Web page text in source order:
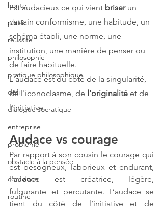
honte
plaisir
réussite
philosophie
pratique philosophique
défi
dialogue socratique
entreprise
problème
obstacle à la pensée
confiance
routine
Est audacieux ce qui vient briser un
certain conformisme, une habitude, un
schéma établi, une norme, une
institution, une manière de penser ou
de faire habituelle.
L'audace est du coté de la singularité,
de l'iconoclasme, de l'originalité et de
l'initiative.
Audace vs courage
Par rapport à son cousin le courage qui
est besogneux, laborieux et endurant,
l'audace est créatrice, légère,
fulgurante et percutante. L’audace se
tient du côté de l’initiative et de